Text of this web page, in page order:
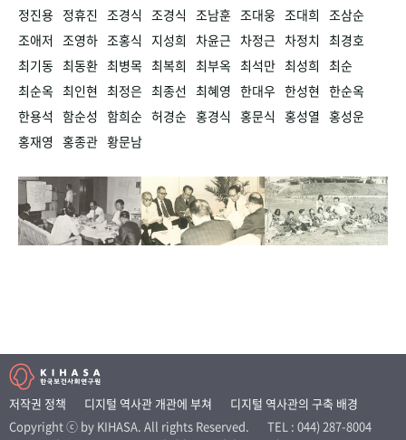
정진용 정휴진 조경식 조경식 조남훈 조대웅 조대희 조삼순
조애저 조영하 조홍식 지성희 차윤근 차정근 차정치 최경호
최기동 최동환 최병목 최복희 최부옥 최석만 최성희 최순
최순옥 최인현 최정은 최종선 최혜영 한대우 한성현 한순옥
한용석 함순성 함희순 허경순 홍경식 홍문식 홍성열 홍성운
홍재영 홍종관 황문남
저작권 정책 디지털 역사관 개관에 부쳐
디지털 역사관의 구축 배경
Copyright ⓒ by KIHASA. All rights Reserved.
TEL : 044) 287-8004